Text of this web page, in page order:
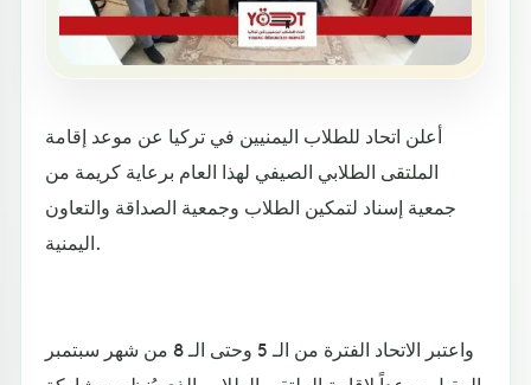
أعلن اتحاد للطلاب اليمنيين في تركيا عن موعد إقامة
الملتقى الطلابي الصيفي لهذا العام برعاية كريمة من
جمعية إسناد لتمكين الطلاب وجمعية الصداقة والتعاون
اليمنية.
واعتبر الاتحاد الفترة من الـ 5 وحتى الـ 8 من شهر سبتمبر